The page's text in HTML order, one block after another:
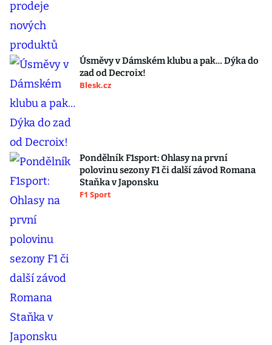
Úsměvy v Dámském klubu a pak… Dýka do
zad od Decroix!
Blesk.cz
Pondělník F1sport: Ohlasy na první
polovinu sezony F1 či další závod Romana
Staňka v Japonsku
F1 Sport